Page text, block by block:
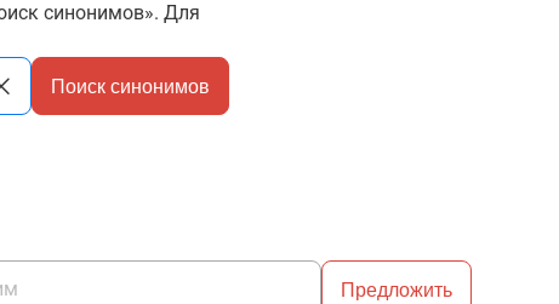
синонимов». Для
Поиск синонимов
Предложить